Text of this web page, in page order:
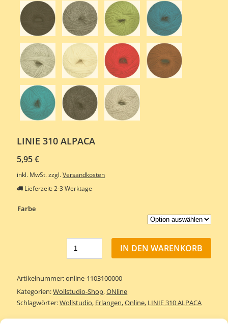
LINIE 310 ALPACA
5,95€
inkl. MwSt. zzgl.Versandkosten
Lieferzeit: 2-3 Werktage
Farbe
IN DEN WARENKORB
Artikelnummer:online-1103100000
Kategorien:Wollstudio-Shop,ONline
Schlagwörter:Wollstudio, Erlangen,Online, LINIE 310 ALPACA